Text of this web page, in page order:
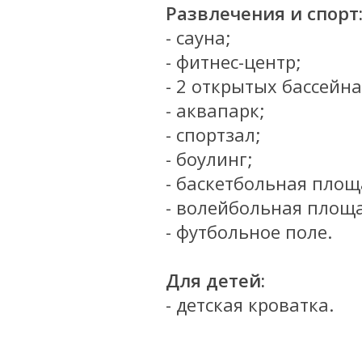
Развлечения и спорт:
- сауна;
- фитнес-центр;
- 2 открытых
- аквапарк;
- спортзал;
- боулинг;
- баскетбольная
- волейбольная
- футбольное поле.
Для детей:
- детская кроватка.